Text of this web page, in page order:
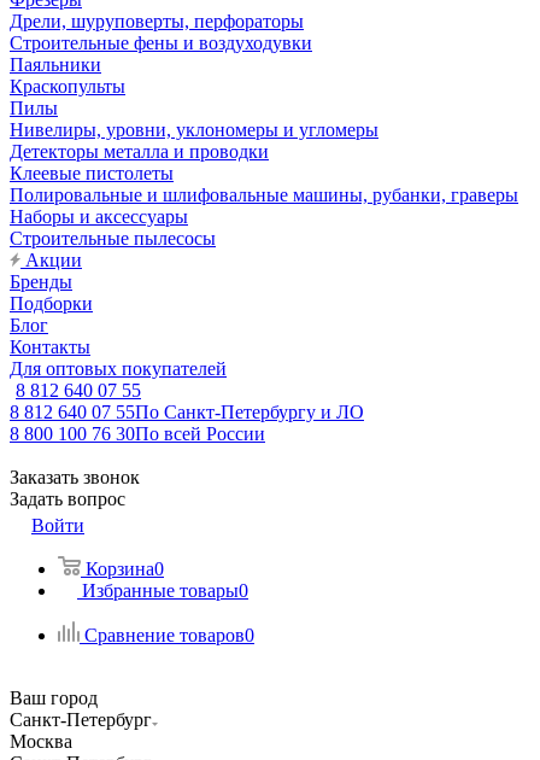
Дрели, шуруповерты, перфораторы
Строительные фены и воздуходувки
Паяльники
Краскопульты
Пилы
Нивелиры, уровни, уклономеры и угломеры
Детекторы металла и проводки
Клеевые пистолеты
Полировальные и шлифовальные машины, рубанки, граверы
Наборы и аксессуары
Строительные пылесосы
Акции
Бренды
Подборки
Блог
Контакты
Для оптовых покупателей
8 812 640 07 55
8 812 640 07 55По Санкт-Петербургу и ЛО
8 800 100 76 30По всей России
Заказать звонок
Задать вопрос
Войти
Корзина0
Избранные товары0
Сравнение товаров0
Ваш город
Санкт-Петербург
Москва